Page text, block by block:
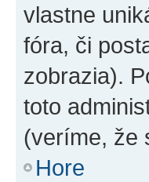
vlastne
fóra, či
zobrazia).
toto
(veríme, že
Hore